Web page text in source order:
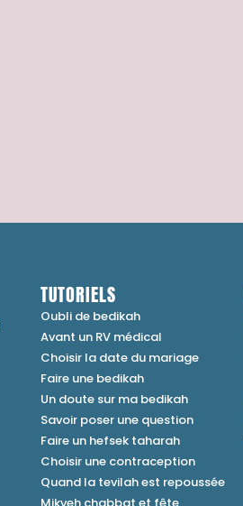
TUTORIELS
Oubli de bedikah
Avant un RV médical
Choisir la date du mariage
Faire une bedikah
Un doute sur ma bedikah
Savoir poser une question
Faire un hefsek taharah
Choisir une contraception
Quand la tevilah est repoussée